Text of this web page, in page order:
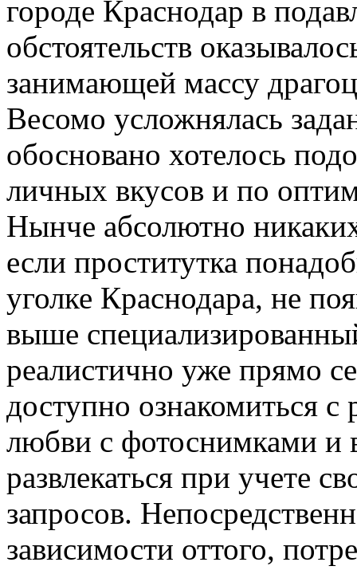
городе Краснодар в
обстоятельств
занимающей массу
Весомо усложнялась
обосновано хотелось
личных вкусов и по
Нынче абсолютно
если проститутка
уголке Краснодара, не
выше
реалистично уже прямо
доступно ознакомиться
любви с фотоснимками и
развлекаться при учете
запросов.
зависимости оттого,